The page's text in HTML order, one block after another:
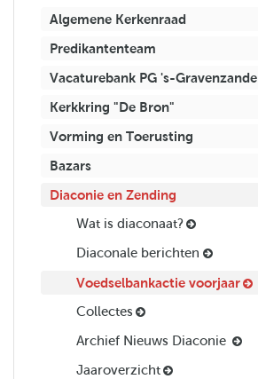
Algemene Kerkenraad
Predikantenteam
Vacaturebank PG 's-Gravenzande
Kerkkring "De Bron"
Vorming en Toerusting
Bazars
Diaconie en Zending
Wat is diaconaat?
Diaconale berichten
Voedselbankactie voorjaar
Collectes
Archief Nieuws Diaconie
Jaaroverzicht